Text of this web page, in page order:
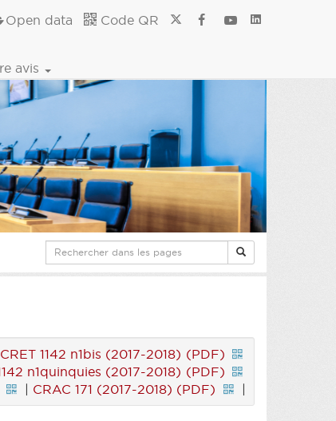
Open data Code QR
avis
1142 n1bis (2017-2018) (PDF)
n1quinquies (2017-2018) (PDF)
| CRAC 171 (2017-2018) (PDF) |